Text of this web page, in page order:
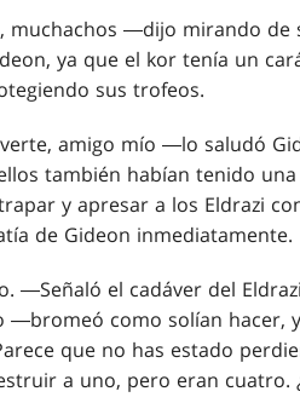
muchachos ―dijo mirando de
ya que el kor tenía un
sus trofeos.
amigo mío ―lo saludó
también habían tenido
y apresar a los Eldrazi
de Gideon inmediatamente.
―Señaló el cadáver del
―bromeó como solían hacer,
que no has estado
a uno, pero eran cuatro.